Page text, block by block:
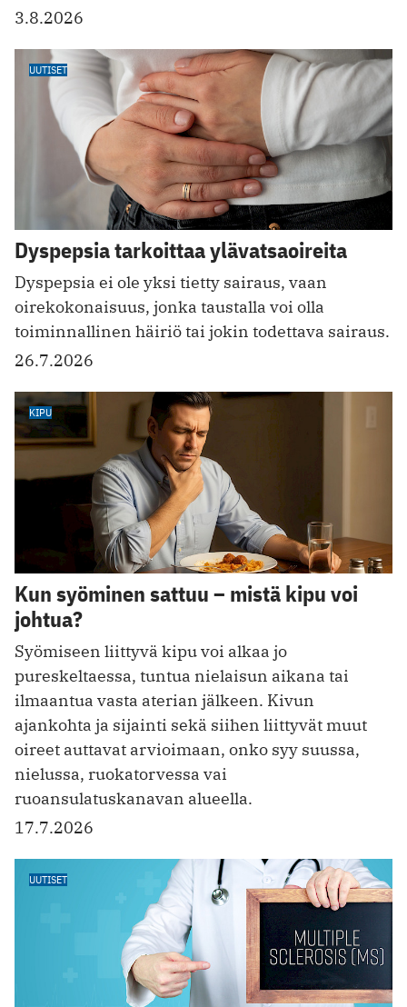
3.8.2026
UUTISET
Dyspepsia tarkoittaa ylävatsaoireita
Dyspepsia ei ole yksi tietty sairaus, vaan
oirekokonaisuus, jonka taustalla voi olla
toiminnallinen häiriö tai jokin todettava sairaus.
26.7.2026
KIPU
Kun syöminen sattuu – mistä kipu voi
johtua?
Syömiseen liittyvä kipu voi alkaa jo
pureskeltaessa, tuntua nielaisun aikana tai
ilmaantua vasta aterian jälkeen. Kivun
ajankohta ja sijainti sekä siihen liittyvät muut
oireet auttavat arvioimaan, onko syy suussa,
nielussa, ruokatorvessa vai
ruoansulatuskanavan alueella.
17.7.2026
UUTISET